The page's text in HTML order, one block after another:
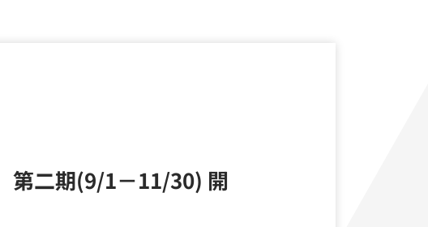
第二期(9/1－11/30) 開